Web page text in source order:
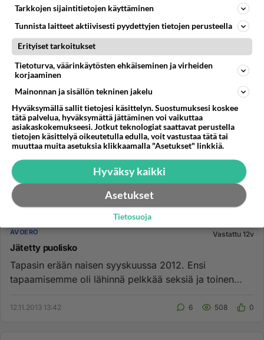
AVOERO Vastattu 12v
Jätetty puolisko
Tapasin erään naisen syyskuussa 2012. Ensi
tapaamisemme oli lähinnä pelkkää seksiä ja toinen
12.11.2013 13:42 6 508 0
Tarkkojen sijaintitietojen käyttäminen
Tunnista laitteet aktiivisesti pyydettyjen tietojen perusteella
Erityiset tarkoitukset
Tietoturva, väärinkäytösten ehkäiseminen ja virheiden
korjaaminen
Mainonnan ja sisällön tekninen jakelu
Hyväksymällä sallit tietojesi käsittelyn. Suostumuksesi koskee
tätä palvelua, hyväksymättä jättäminen voi vaikuttaa
asiakaskokemukseesi. Jotkut teknologiat saattavat perustella
tietojen käsittelyä oikeutetulla edulla, voit vastustaa tätä tai
muuttaa muita asetuksia klikkaamalla "Asetukset" linkkiä.
Hyväksy kaikki
Asetukset
Tietosuoja